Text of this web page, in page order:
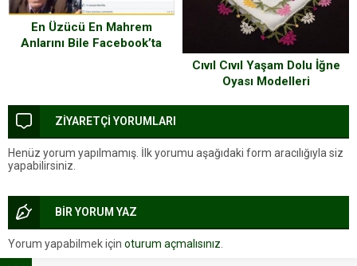
En Üzücü En Mahrem
Anlarını Bile Facebook’ta
Cıvıl Cıvıl Yaşam Dolu İğne
Oyası Modelleri
ZİYARETÇİ YORUMLARI
Henüz yorum yapılmamış. İlk yorumu aşağıdaki form aracılığıyla siz
yapabilirsiniz.
BİR YORUM YAZ
Yorum yapabilmek için oturum açmalısınız